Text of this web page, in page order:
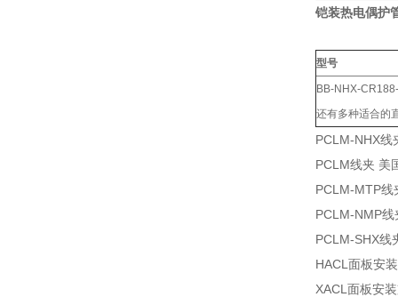
铠装热电偶护
型号
BB-NHX-
还有多种适合的
PCLM-NHX线
PCLM线夹 美
PCLM-MTP线
PCLM-NMP
PCLM-SHX线
HACL面板安
XACL面板安